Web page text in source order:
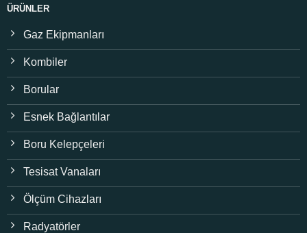
ÜRÜNLER
Gaz Ekipmanları
Kombiler
Borular
Esnek Bağlantılar
Boru Kelepçeleri
Tesisat Vanaları
Ölçüm Cihazları
Radyatörler